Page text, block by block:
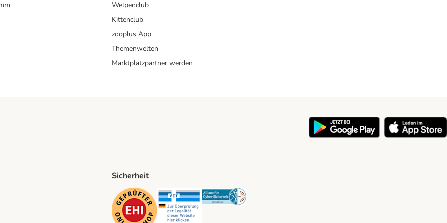
Welpenclub
Kittenclub
zooplus App
Themenwelten
Marktplatzpartner werden
Method
Sicherheit
Security Security Security